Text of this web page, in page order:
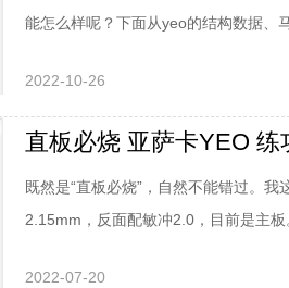
能怎么样呢？下面从yeo的结构数据、
斯+力材云杉+面材黑胡桃木。板面长
柄顶部宽3.27cm，厚
2022-10-26
直板必烧 亚萨卡YEO
既然是“直板必烧”，自然不能错过。
2.15mm，反面配敏冲2.0，目前是主
2022-07-20